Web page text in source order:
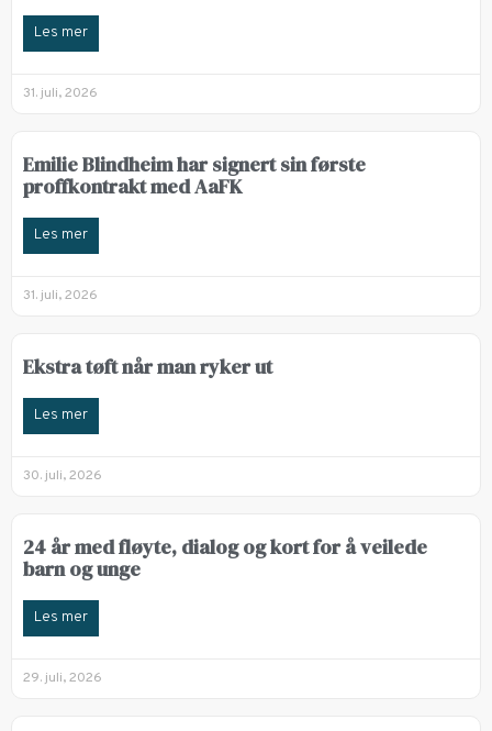
Les mer
31. juli, 2026
Emilie Blindheim har signert sin første
proffkontrakt med AaFK
Les mer
31. juli, 2026
Ekstra tøft når man ryker ut
Les mer
30. juli, 2026
24 år med fløyte, dialog og kort for å veilede
barn og unge
Les mer
29. juli, 2026